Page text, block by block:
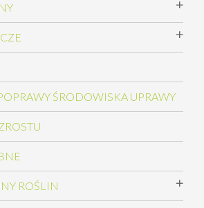
ŚRODOWISKA UPRAWY
ROŚLIN